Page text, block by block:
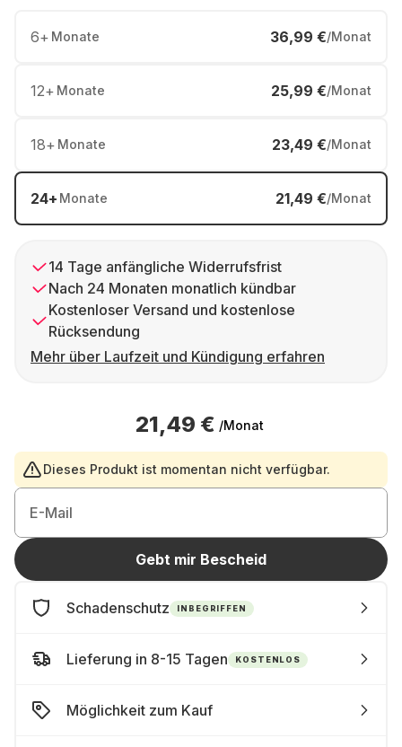
6+ Monate 36,99 €/Monat
12+ Monate 25,99 €/Monat
18+ Monate 23,49 €/Monat
24+ Monate 21,49 €/Monat
14 Tage anfängliche Widerrufsfrist
Nach 24 Monaten monatlich kündbar
Kostenloser Versand und kostenlose
Rücksendung
Mehr über Laufzeit und Kündigung erfahren
21,49 € /Monat
Dieses Produkt ist momentan nicht verfügbar.
E-Mail
Gebt mir Bescheid
Schadenschutz INBEGRIFFEN
Lieferung in 8-15 Tagen KOSTENLOS
Möglichkeit zum Kauf